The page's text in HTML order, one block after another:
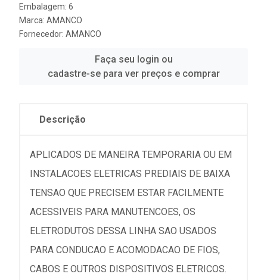
Embalagem: 6
Marca: AMANCO
Fornecedor: AMANCO
Faça seu login ou
cadastre-se para ver preços e comprar
Descrição
APLICADOS DE MANEIRA TEMPORARIA OU EM
INSTALACOES ELETRICAS PREDIAIS DE BAIXA
TENSAO QUE PRECISEM ESTAR FACILMENTE
ACESSIVEIS PARA MANUTENCOES, OS
ELETRODUTOS DESSA LINHA SAO USADOS
PARA CONDUCAO E ACOMODACAO DE FIOS,
CABOS E OUTROS DISPOSITIVOS ELETRICOS.